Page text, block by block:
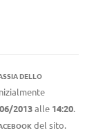
DELLO
2013alle 14:20.
del sito.